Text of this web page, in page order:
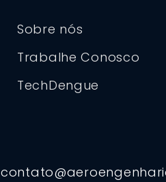
Sobre nós
Trabalhe Conosco
TechDengue